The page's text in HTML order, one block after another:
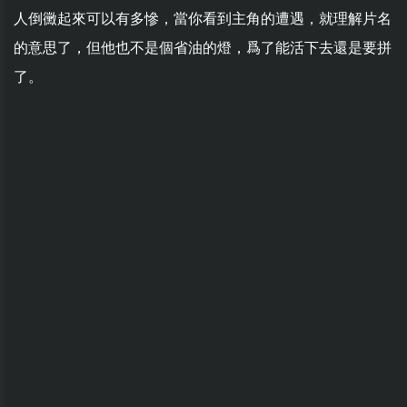
人倒黴起來可以有多慘，當你看到主角的遭遇，就理解片名
的意思了，但他也不是個省油的燈，爲了能活下去還是要拼
了。